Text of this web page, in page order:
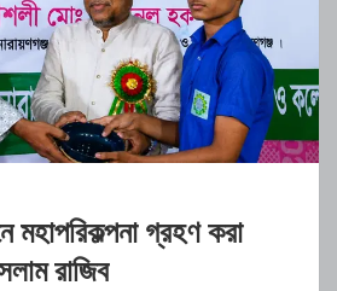
মহাপরিকল্পনা গ্রহণ করা
রাজিব